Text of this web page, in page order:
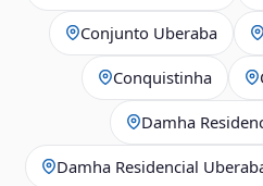
Conjunto Uberaba
Conquistinha
Damha
Damha Residencial